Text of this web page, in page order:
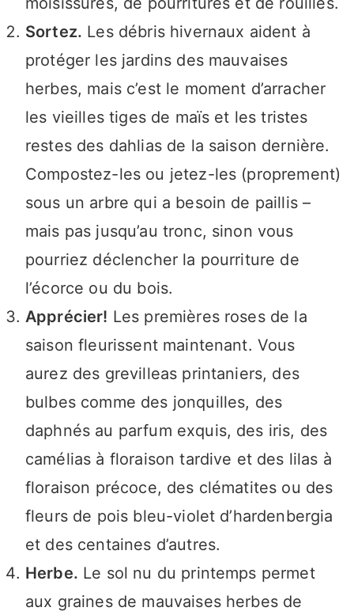
Sortez. Les débris hivernaux aident à
protéger les jardins des mauvaises
herbes, mais c’est le moment d’arracher
les vieilles tiges de maïs et les tristes
restes des dahlias de la saison dernière.
Compostez-les ou jetez-les (proprement)
sous un arbre qui a besoin de paillis –
mais pas jusqu’au tronc, sinon vous
pourriez déclencher la pourriture de
l’écorce ou du bois.
Apprécier! Les premières roses de la
saison fleurissent maintenant. Vous
aurez des grevilleas printaniers, des
bulbes comme des jonquilles, des
daphnés au parfum exquis, des iris, des
camélias à floraison tardive et des lilas à
floraison précoce, des clématites ou des
fleurs de pois bleu-violet d’hardenbergia
et des centaines d’autres.
Herbe. Le sol nu du printemps permet
aux graines de mauvaises herbes de